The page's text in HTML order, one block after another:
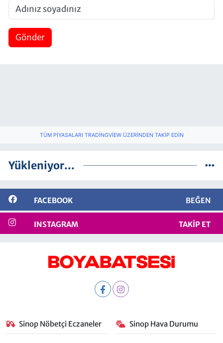
Gönder
TÜM PIYASALARI TRADINGVIEW ÜZERINDEN TAKIP EDIN
Yükleniyor...
FACEBOOK BEĞEN
INSTAGRAM TAKIP ET
Sinop Nöbetçi Eczaneler Sinop Hava Durumu